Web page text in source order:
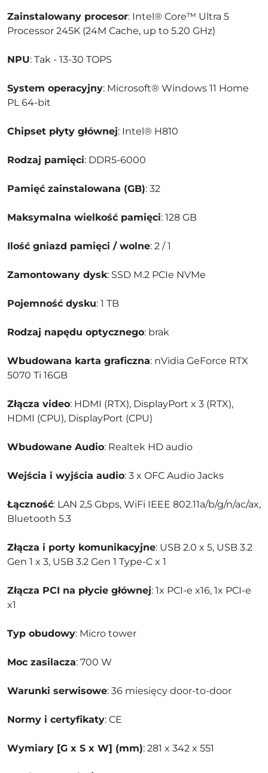
Zainstalowany procesor: Intel® Core™ Ultra 5
Processor 245K (24M Cache, up to 5.20 GHz)
NPU: Tak - 13-30 TOPS
System operacyjny: Microsoft® Windows 11 Home
PL 64-bit
Chipset płyty głównej: Intel® H810
Rodzaj pamięci: DDR5-6000
Pamięć zainstalowana (GB): 32
Maksymalna wielkość pamięci: 128 GB
Ilość gniazd pamięci / wolne: 2 / 1
Zamontowany dysk: SSD M.2 PCIe NVMe
Pojemność dysku: 1 TB
Rodzaj napędu optycznego: brak
Wbudowana karta graficzna: nVidia GeForce RTX
5070 Ti 16GB
Złącza video: HDMI (RTX), DisplayPort x 3 (RTX),
HDMI (CPU), DisplayPort (CPU)
Wbudowane Audio: Realtek HD audio
Wejścia i wyjścia audio: 3 x OFC Audio Jacks
Łączność: LAN 2,5 Gbps, WiFi IEEE 802.11a/b/g/n/ac/ax,
Bluetooth 5.3
Złącza i porty komunikacyjne: USB 2.0 x 5, USB 3.2
Gen 1 x 3, USB 3.2 Gen 1 Type-C x 1
Złącza PCI na płycie głównej: 1x PCI-e x16, 1x PCI-e
x1
Typ obudowy: Micro tower
Moc zasilacza: 700 W
Warunki serwisowe: 36 miesięcy door-to-door
Normy i certyfikaty: CE
Wymiary [G x S x W] (mm): 281 x 342 x 551